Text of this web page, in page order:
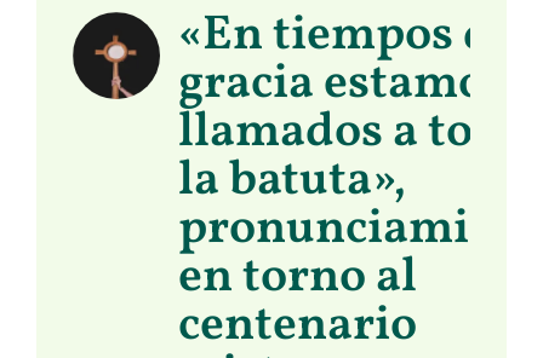
«En tiempos de
gracia estamos
llamados a
la batuta»,
en torno al
centenario